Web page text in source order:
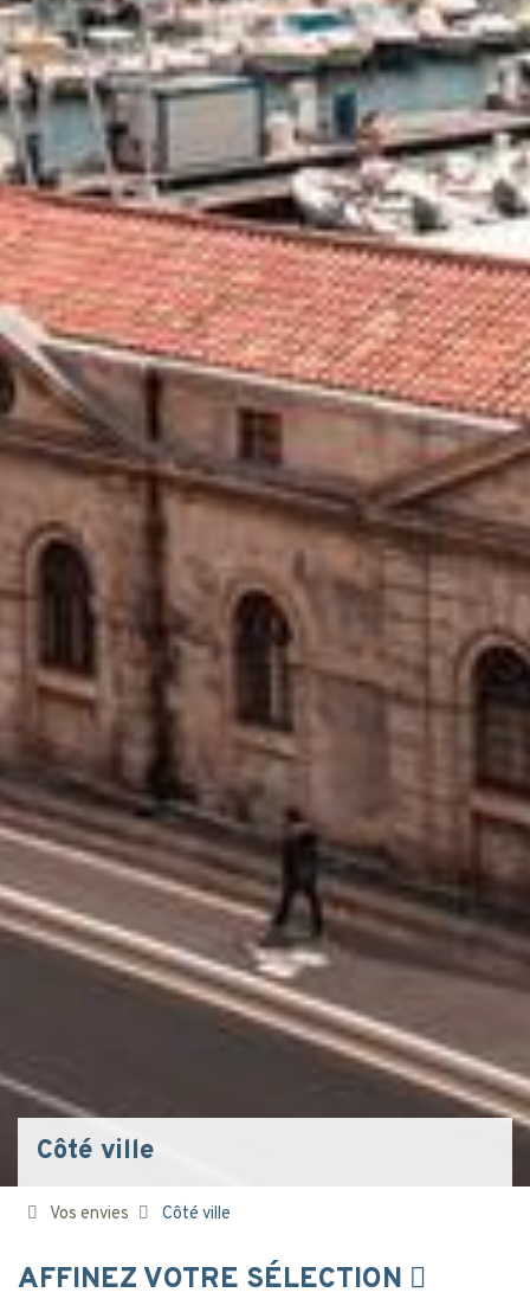
Côté ville
Vos envies Côté ville
AFFINEZ VOTRE SÉLECTION